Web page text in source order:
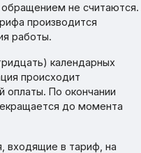
не считаются.
производится
работы.
календарных
происходит
оплаты. По окончании
до момента
входящие в тариф, на